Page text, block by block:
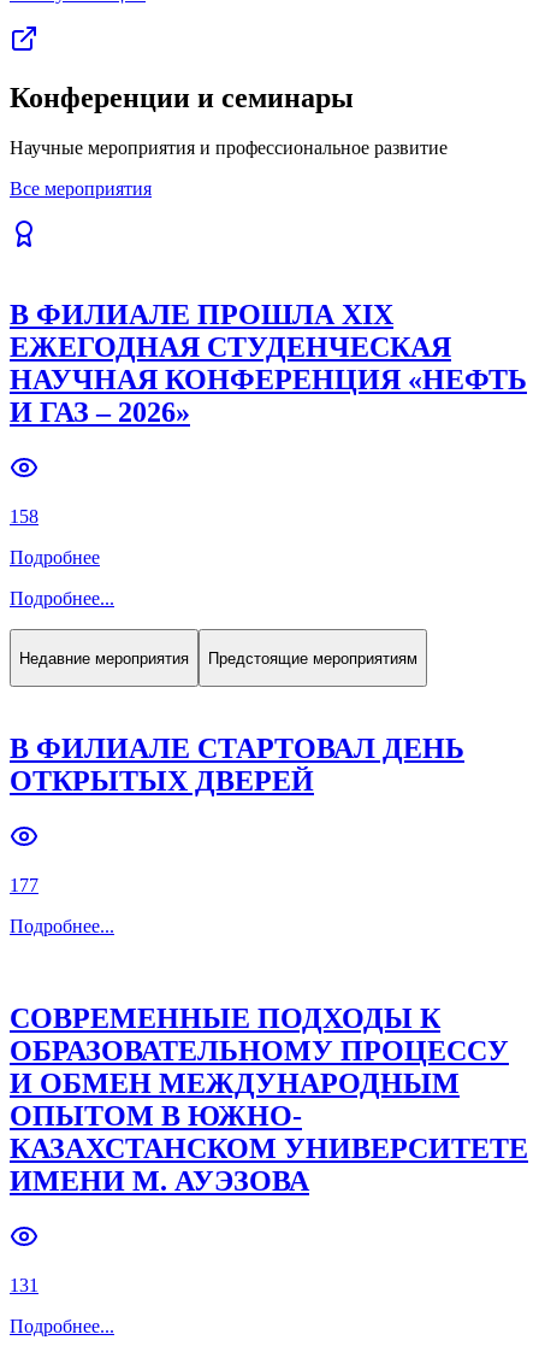
Previous slide Next slide
Конференции и семинары
Научные мероприятия и профессиональное развитие
Все мероприятия
В ФИЛИАЛЕ ПРОШЛА XIX
ЕЖЕГОДНАЯ СТУДЕНЧЕСКАЯ
НАУЧНАЯ КОНФЕРЕНЦИЯ «НЕФТЬ
И ГАЗ – 2026»
158
Подробнее
Подробнее...
Недавние мероприятия Предстоящие мероприятиям
В ФИЛИАЛЕ СТАРТОВАЛ ДЕНЬ
ОТКРЫТЫХ ДВЕРЕЙ
177
Подробнее...
СОВРЕМЕННЫЕ ПОДХОДЫ К
ОБРАЗОВАТЕЛЬНОМУ ПРОЦЕССУ
И ОБМЕН МЕЖДУНАРОДНЫМ
ОПЫТОМ В ЮЖНО-
КАЗАХСТАНСКОМ УНИВЕРСИТЕТЕ
ИМЕНИ М. АУЭЗОВА
131
Подробнее...